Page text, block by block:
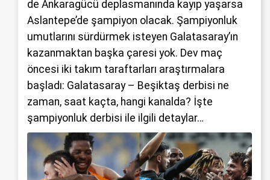
de Ankaragücü deplasmanında kayıp yaşarsa
Aslantepe’de şampiyon olacak. Şampiyonluk
umutlarını sürdürmek isteyen Galatasaray’ın
kazanmaktan başka çaresi yok. Dev maç
öncesi iki takım taraftarları araştırmalara
başladı: Galatasaray – Beşiktaş derbisi ne
zaman, saat kaçta, hangi kanalda? İşte
şampiyonluk derbisi ile ilgili detaylar…